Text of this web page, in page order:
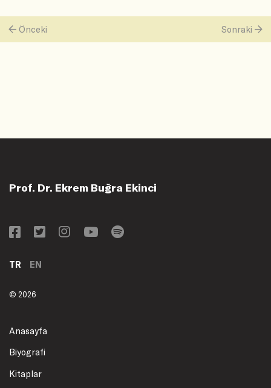
Önceki Sonraki
Prof. Dr. Ekrem Buğra Ekinci
TR EN
© 2026
Anasayfa
Biyografi
Kitaplar